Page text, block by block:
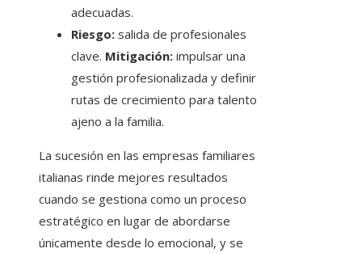
adecuadas.
Riesgo: salida de profesionales
clave. Mitigación: impulsar una
gestión profesionalizada y definir
rutas de crecimiento para talento
ajeno a la familia.
La sucesión en las empresas familiares
italianas rinde mejores resultados
cuando se gestiona como un proceso
estratégico en lugar de abordarse
únicamente desde lo emocional, y se